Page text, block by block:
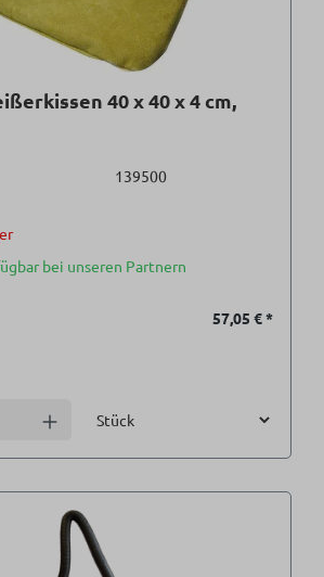
40 x 40 x 4 cm,
139500
bei unseren Partnern
57,05 €*
Anzahl erhöhen